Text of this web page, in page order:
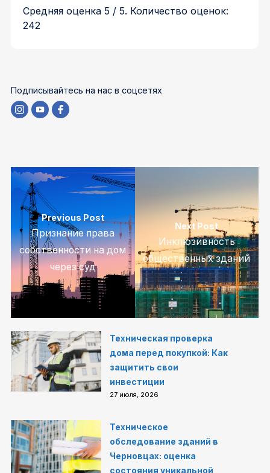
Средняя оценка5 / 5. Количество оценок:
242
Подписывайтесь на нас в соцсетях
Previous Post
Признание права
собственности на дом
через суд
Next Post
Инклюзивность
общественных зданий
Техническая проверка
дома перед покупкой: Как
защитить свои
инвестиции
27 июля, 2026
Техническое
обследование зданий в
Черновцах: оценка
состояния уникальной